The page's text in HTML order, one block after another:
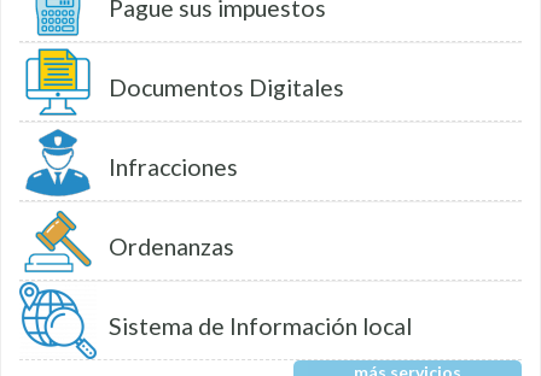
Pague sus impuestos
Documentos Digitales
Infracciones
Ordenanzas
Sistema de Información local
más servicios